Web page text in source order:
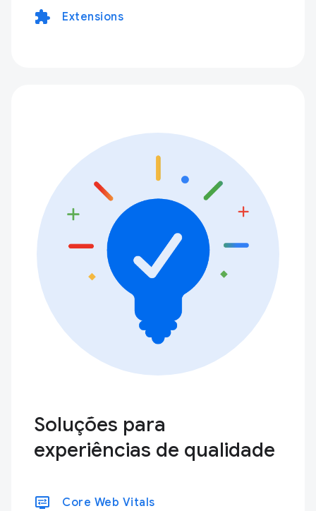
extension Extensions
Soluções para
experiências de qualidade
display_settings Core Web Vitals